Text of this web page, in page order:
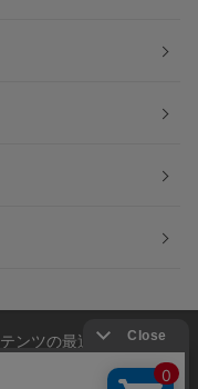
ンツの最適な提供、ト
用しています。